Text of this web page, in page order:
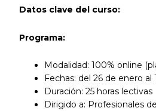
Datos clave del curso:
Programa:
Modalidad: 100% online
Fechas: del 26 de enero
Duración: 25 horas lectivas
Dirigido a: Profesionales